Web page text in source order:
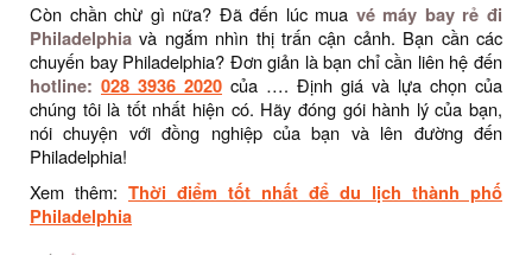
Còn chần chừ gì nữa? Đã đến lúc mua vé máy bay rẻ đi
Philadelphia và ngắm nhìn thị trấn cận cảnh. Bạn cần các
chuyến bay Philadelphia? Đơn giản là bạn chỉ cần liên hệ đến
hotline: 028 3936 2020 của …. Định giá và lựa chọn của
chúng tôi là tốt nhất hiện có. Hãy đóng gói hành lý của bạn,
nói chuyện với đồng nghiệp của bạn và lên đường đến
Philadelphia!
Xem thêm: Thời điểm tốt nhất để du lịch thành phố
Philadelphia